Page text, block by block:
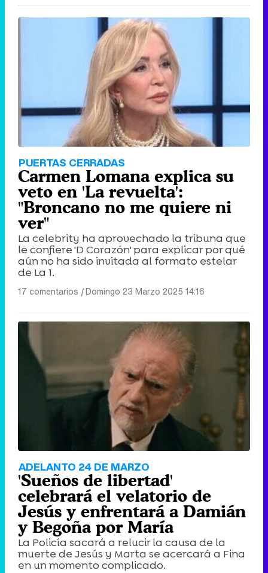
PUERTAS CERRADAS
Carmen Lomana explica su
veto en 'La revuelta':
"Broncano no me quiere ni
ver"
La celebrity ha aprovechado la tribuna que
le confiere 'D Corazón' para explicar por qué
aún no ha sido invitada al formato estelar
de La 1.
17 comentarios |Domingo 23 Marzo 2025 14:16
ADELANTO 24 DE MARZO
'Sueños de libertad'
celebrará el velatorio de
Jesús y enfrentará a Damián
y Begoña por María
La Policía sacará a relucir la causa de la
muerte de Jesús y Marta se acercará a Fina
en un momento complicado.